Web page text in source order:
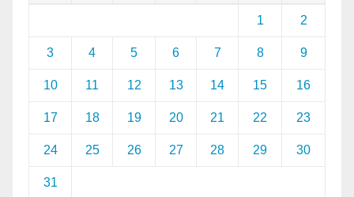
1 2
3 4 5 6 7 8 9
10 11 12 13 14 15 16
17 18 19 20 21 22 23
24 25 26 27 28 29 30
31